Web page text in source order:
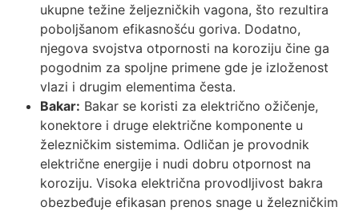
ukupne težine željezničkih vagona, što rezultira
poboljšanom efikasnošću goriva. Dodatno,
njegova svojstva otpornosti na koroziju čine ga
pogodnim za spoljne primene gde je izloženost
vlazi i drugim elementima česta.
Bakar: Bakar se koristi za električno ožičenje,
konektore i druge električne komponente u
železničkim sistemima. Odličan je provodnik
električne energije i nudi dobru otpornost na
koroziju. Visoka električna provodljivost bakra
obezbeđuje efikasan prenos snage u železničkim